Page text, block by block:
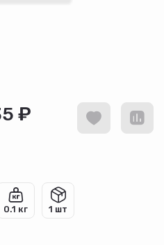
₽
0.1 кг 1 шт